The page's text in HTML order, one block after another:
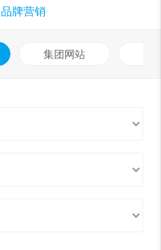
品牌营销
集团网站